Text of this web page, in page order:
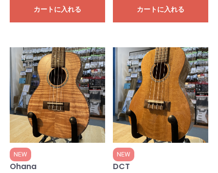
カートに入れる カートに入れる
NEW
Ohana
NEW
DCT